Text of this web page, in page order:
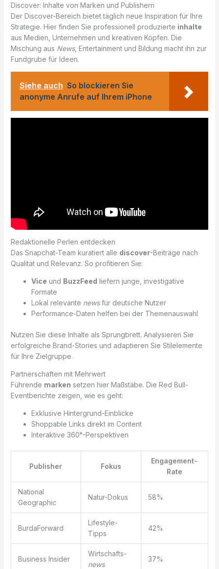
Discover: Inhalte von Marken und Publishern
Der Discover-Bereich bietet täglich neue Inspiration für Ihre
Strategie. Hier finden Sie professionell produzierte inhalte
aus Medien, Unternehmen und kreativen Köpfen. Die
Mischung aus News, Entertainment und Bildung macht ihn zur
Fundgrube für Ideen.
Siehe auch So blockieren Sie
anonyme Anrufe auf Ihrem iPhone
Redaktionelle Perlen entdecken
Das Snapchat-Team kuratiert alle discover-Beiträge nach
Qualität und Relevanz. So profitieren Sie:
Vice und BuzzFeed liefern junge, investigative
Formate
Lokal relevante newsfür deutsche Nutzer
Performance-Daten helfen bei der Themenauswahl
Nutzen Sie diese Inhalte als Sprungbrett. Analysieren Sie
erfolgreiche Brand-Stories und adaptieren Sie Stilelemente
für Ihre Zielgruppe.
Partnerschaften mit Mehrwert
Führende marken setzen hier Maßstäbe. Die Red Bull-
Eventberichte zeigen, wie es geht:
Exklusive Hintergrund-Einblicke
Shoppable Links direkt im Content
Interaktive 360°-Perspektiven
Publisher Fokus
Engagement-
Rate
National
Geographic
Natur-Dokus 58%
BurdaForward
Lifestyle-
Tipps
42%
Business Insider
Wirtschafts-
news
37%